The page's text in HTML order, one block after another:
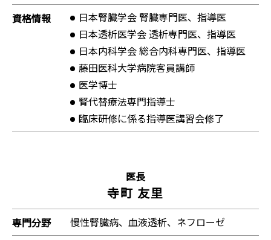
資格情報
日本腎臓学会 腎臓専門医、指導医
日本透析医学会 透析専門医、指導医
日本内科学会 総合内科専門医、指導医
藤田医科大学病院客員講師
医学博士
腎代替療法専門指導士
臨床研修に係る指導医講習会修了
医長
寺町 友里
専門分野
慢性腎臓病、血液透析、ネフローゼ